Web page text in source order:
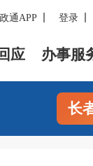
通APP 登录
应 办事服
长